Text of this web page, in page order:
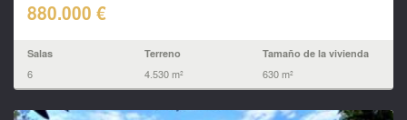
880.000 €
Salas
6
Terreno
4.530 m²
Tamaño de la vivienda
630 m²